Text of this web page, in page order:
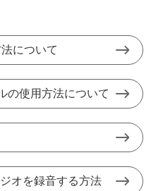
について
の使用方法について
オを録音する方法